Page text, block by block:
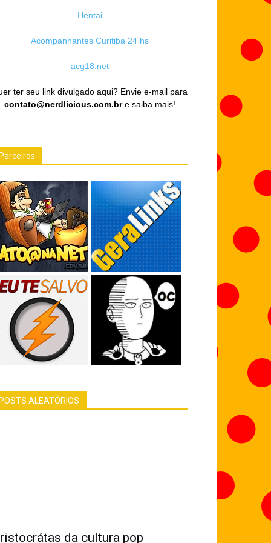
Hentai
Acompanhantes Curitiba 24 hs
acg18.net
ter seu link divulgado aqui? Envie e-mail para
contato@nerdlicious.com.bre saiba mais!
ALEATÓRIOS
da cultura pop